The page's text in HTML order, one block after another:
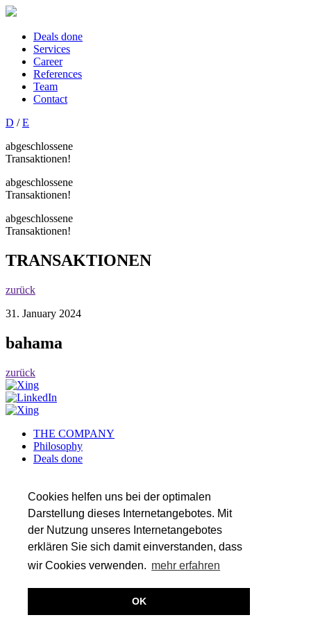
Cookies helfen uns bei der optimalen
Darstellung dieses Internetangebotes. Mit
der Nutzung unseres Internetangebotes
erklären Sie sich damit einverstanden, dass
wir Cookies verwenden. mehr erfahren
OK
Deals done
Services
Career
References
Team
Contact
D /E
abgeschlossene
Transaktionen!
abgeschlossene
Transaktionen!
abgeschlossene
Transaktionen!
TRANSAKTIONEN
zurück
31. January 2024
bahama
zurück
THE COMPANY
Philosophy
Deals done
References
Team
SERVICES
Transaction Services
Tax
Imprint